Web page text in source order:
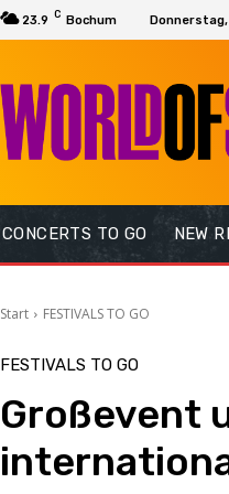
23.9 C Bochum
CONCERTS TO GO NEW
Start FESTIVALS TO GO
FESTIVALS TO GO
Großevent